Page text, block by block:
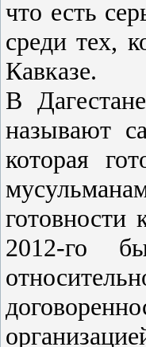
что есть
среди тех,
Кавказе.
В
называют
которая
готовности
2012-го